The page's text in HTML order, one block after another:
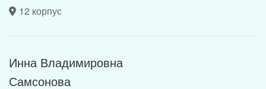
12 корпус
Инна Владимировна
Самсонова